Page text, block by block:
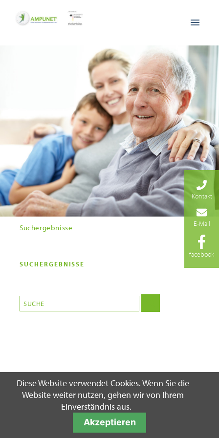
Kontakt
E-Mail
facebook
Suchergebnisse
SUCHERGEBNISSE
Suchbegriffe
© 2026 – Sanitätshaus Lettermann GmbH
Diese Website verwendet Cookies. Wenn Sie die
Website weiter nutzen, gehen wir von Ihrem
Einverständnis aus.
Akzeptieren